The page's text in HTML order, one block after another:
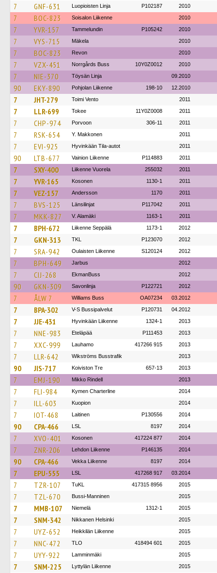
7 GNF-631 Luopioisten Linja P102187 2010
7 BOC-823 Soisalon Liikenne 2010
7 YVR-157 Tammelundin P105242 2010
7 VYS-715 Mäkela 2010
7 BOC-823 Revon 2010
7 VZX-451 Norrgårds Buss 10Y0Z0012 2010
7 NIE-370 Töysän Linja 09.2010
90 EKY-890 Pohjolan Liikenne 198-10 12.2010
7 JHT-279 Toimi Vento 2011
7 LLR-699 Tokee 11Y0Z0008 2011
7 CHP-974 Porvoon 306-11 2011
7 RSK-654 Y. Makkonen 2011
7 EVI-925 Hyvinkään Tila-autot 2011
90 LTB-677 Vainion Liikenne P114883 2011
7 SXY-400 Liikenne Vuorela 255032 2011
7 YVR-165 Kosonen 1130-1 2011
7 VEZ-157 Andersson 1170 2011
7 BVS-125 Länsilinjat P117042 2011
7 MKK-827 V. Alamäki 1163-1 2011
7 BPH-672 Liikenne Seppälä 1173-1 2012
7 GKN-313 TKL P123070 2012
7 SRA-942 Oulaisten Liikenne S120124 2012
7 BPH-649 Jarbus 2012
7 CIJ-268 EkmanBuss 2012
90 GKN-309 Savonlinja P122721 2012
7 ÅLW 7 Williams Buss OA07234 03.2012
7 BPA-302 V-S Bussipalvelut P120731 04.2012
7 JJE-431 Hyvinkään Liikenne 1324-1 2013
7 NNE-983 Eteläpää P111453 2013
7 XXC-999 Lauhamo 417266 915 2013
7 LLR-642 Wikströms Busstrafik 2013
90 JIS-717 Koiviston Tre 657-13 2013
7 EMJ-190 Mikko Rindell 2013
7 FLI-984 Kymen Charterline 2014
7 ILL-603 Kuopion 2014
7 IOT-468 Laitinen P130556 2014
90 CPA-466 LSL 8197 2014
7 XVO-401 Kosonen 417224 877 2014
7 ZNR-206 Lehdon Liikenne P146135 2014
90 CPA-466 Vekka Liikenne 8197 2014
7 EPU-555 LSL 417268 917 03.2014
7 TZR-107 TuKL 417315 8956 2015
7 TZL-670 Bussi-Manninen 2015
7 MMB-107 Niemelä 1312-1 2015
7 SNM-342 Nikkanen Helsinki 2015
7 UYZ-652 Heikkilän Liikenne 2015
7 NNC-472 TLO 418494 601 2015
7 UYY-922 Lamminmäki 2015
7 SNM-225 Lyttylän Liikenne 2015